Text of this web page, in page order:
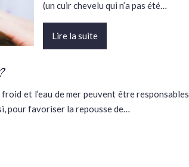
(un cuir chevelu qui n’a pas été…
Lire la suite
et l’eau de mer peuvent être
pour favoriser la repousse de…